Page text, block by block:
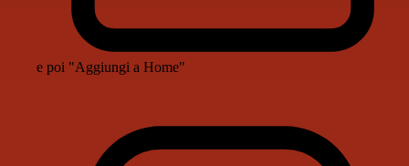
e poi "Aggiungi a Home"